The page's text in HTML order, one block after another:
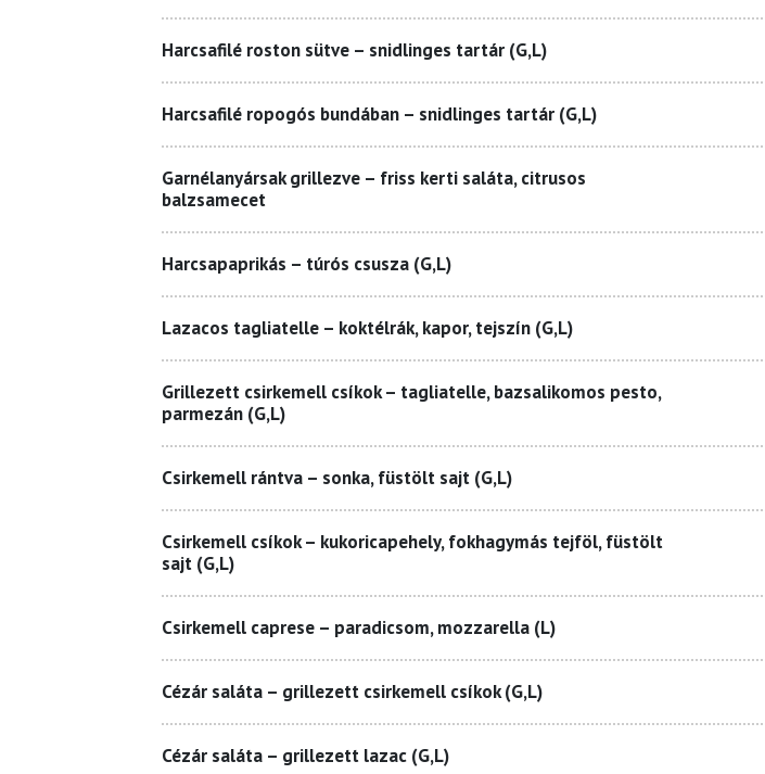
Harcsafilé roston sütve – snidlinges tartár (G,L)
Harcsafilé ropogós bundában – snidlinges tartár (G,L)
Garnélanyársak grillezve – friss kerti saláta, citrusos
balzsamecet
Harcsapaprikás – túrós csusza (G,L)
Lazacos tagliatelle – koktélrák, kapor, tejszín (G,L)
Grillezett csirkemell csíkok – tagliatelle, bazsalikomos pesto,
parmezán (G,L)
Csirkemell rántva – sonka, füstölt sajt (G,L)
Csirkemell csíkok – kukoricapehely, fokhagymás tejföl, füstölt
sajt (G,L)
Csirkemell caprese – paradicsom, mozzarella (L)
Cézár saláta – grillezett csirkemell csíkok (G,L)
Cézár saláta – grillezett lazac (G,L)